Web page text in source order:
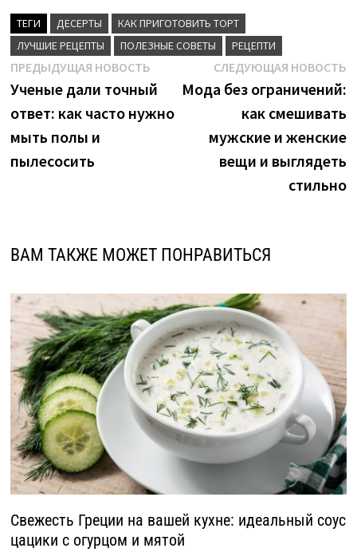
ТЕГИ ДЕСЕРТЫ
КАК ПРИГОТОВИТЬ ТОРТ
ЛУЧШИЕ РЕЦЕПТЫ
ПОЛЕЗНЫЕ СОВЕТЫ РЕЦЕПТИ
Навигация
по
записям
ПРЕДЫДУЩАЯ НОВОСТЬПредыдущая
новость:
Ученые дали точный
ответ: как часто нужно
мыть полы и
пылесосить
СЛЕДУЮЩАЯ НОВОСТЬ
Мода без ограничений:
как смешивать
мужские и женские
вещи и выглядеть
стильно
ВАМ ТАКЖЕ МОЖЕТ ПОНРАВИТЬСЯ
Свежесть Греции на вашей кухне: идеальный соус
цацики с огурцом и мятой